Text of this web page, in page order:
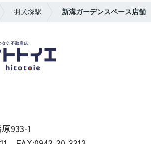
羽犬塚駅 新溝ガーデンスペース店舗
933-1